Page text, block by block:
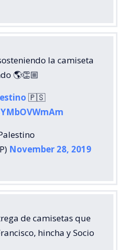
la camiseta
🌎👏🏼
🇵🇸
November 28, 2019
de camisetas que
hincha y Socio